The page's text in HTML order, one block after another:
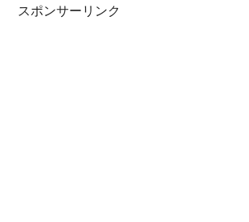
スポンサーリンク